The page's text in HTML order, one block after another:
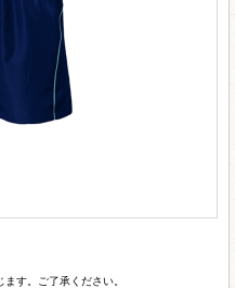
す。ご了承ください。